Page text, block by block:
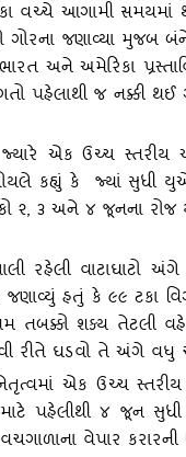
વચ્‍ચે આગામી સમયમાં
જણાવ્‍યા મુજબ
અમેરિકા
પહેલાથી જ
એક ઉચ્‍ચ સ્‍તરીય
કહ્યું કે જ્‍યાં સુધી
૨, ૩ અને ૪ જૂનના રોજ
રહેલી વાટાઘાટો
જણાવ્‍યું હતું કે ૯૯
તબક્કો શક્‍ય
રીતે ઘડવો તે અંગે વધુ
એક ઉચ્‍ચ સ્‍તરીય
પહેલીથી ૪ જૂન સુધી
વેપાર